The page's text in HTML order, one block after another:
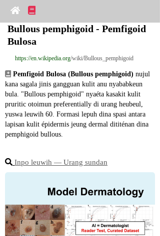
Bullous pemphigoid - Pemfigoid
Bulosa
https://en.wikipedia.org/wiki/Bullous_pemphigoid
Pemfigoid Bulosa (Bullous pemphigoid) nujul
kana sagala jinis gangguan kulit anu nyababkeun
bula. "Bullous pemphigoid" nyaéta kasakit kulit
pruritic otoimun preferentially di urang heubeul,
yuswa leuwih 60. Formasi lepuh dina spasi antara
lapisan kulit épidermis jeung dermal dititénan dina
pemphigoid bullous.
Inpo leuwih ― Urang sundan